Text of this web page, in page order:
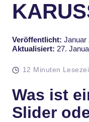
Veröffentlicht: Januar
Aktualisiert: 27.
12 Minuten
Was ist
Slider